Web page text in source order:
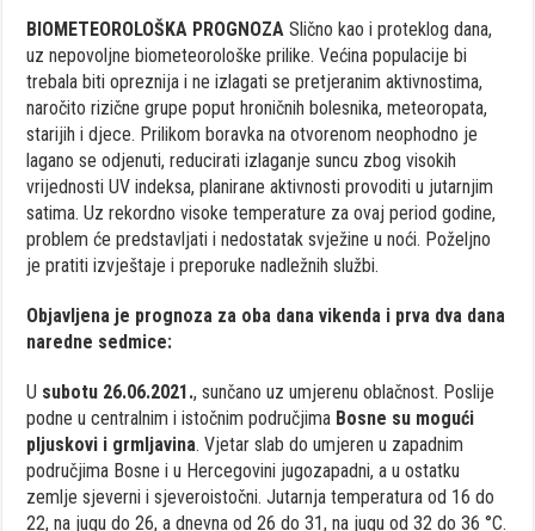
BIOMETEOROLOŠKA PROGNOZA Slično kao i proteklog dana,
uz nepovoljne biometeorološke prilike. Većina populacije bi
trebala biti opreznija i ne izlagati se pretjeranim aktivnostima,
naročito rizične grupe poput hroničnih bolesnika, meteoropata,
starijih i djece. Prilikom boravka na otvorenom neophodno je
lagano se odjenuti, reducirati izlaganje suncu zbog visokih
vrijednosti UV indeksa, planirane aktivnosti provoditi u jutarnjim
satima. Uz rekordno visoke temperature za ovaj period godine,
problem će predstavljati i nedostatak svježine u noći. Poželjno
je pratiti izvještaje i preporuke nadležnih službi.
Objavljena je prognoza za oba dana vikenda i prva dva dana
naredne sedmice:
U subotu 26.06.2021., sunčano uz umjerenu oblačnost. Poslije
podne u centralnim i istočnim područjima Bosne su mogući
pljuskovi i grmljavina. Vjetar slab do umjeren u zapadnim
područjima Bosne i u Hercegovini jugozapadni, a u ostatku
zemlje sjeverni i sjeveroistočni. Jutarnja temperatura od 16 do
22, na jugu do 26, a dnevna od 26 do 31, na jugu od 32 do 36 °C.